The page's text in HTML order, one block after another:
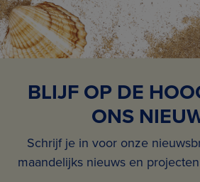
BLIJF OP DE
ONS
Schrijf je in voor onze
maandelijks nieuws en